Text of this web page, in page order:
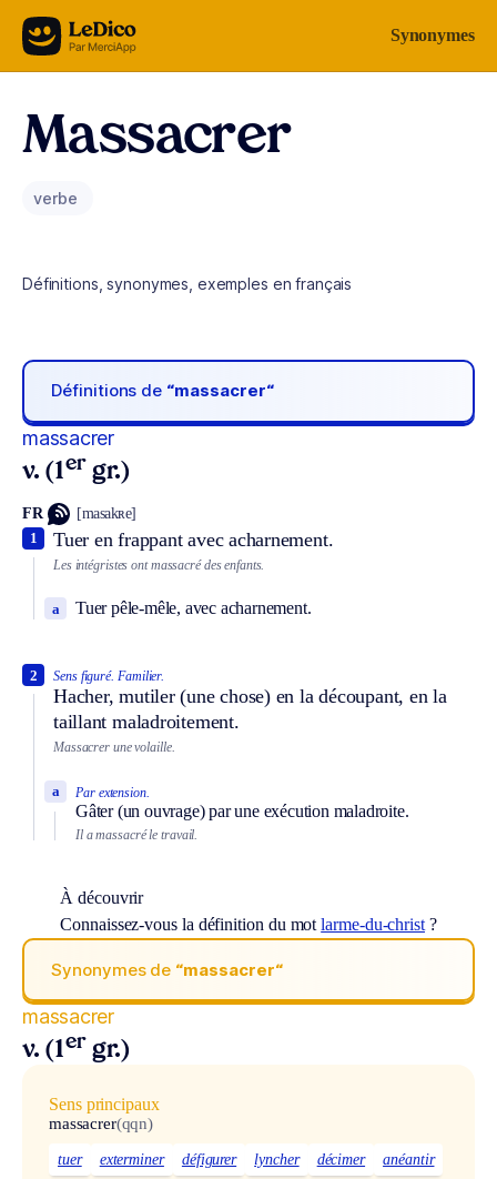
Aller au contenu Synonymes
Massacrer
verbe
Définitions, synonymes, exemples en français
Définitions de “massacrer“
massacrer
v. (1er gr.)
FR [masakʀe]
Tuer en frappant avec acharnement.
1
Les intégristes ont massacré des enfants.
Tuer pêle-mêle, avec acharnement.
a
Sens figuré. Familier.
Hacher, mutiler (une chose) en la découpant, en la
taillant maladroitement.
2
Massacrer une volaille.
Par extension.
Gâter (un ouvrage) par une exécution maladroite.
a
Il a massacré le travail.
À découvrir
Connaissez-vous la définition du motlarme-du-christ?
Synonymes de “massacrer“
massacrer
v. (1er gr.)
Sens principaux
massacrer(qqn)
tuer exterminer défigurer lyncher décimer anéantir